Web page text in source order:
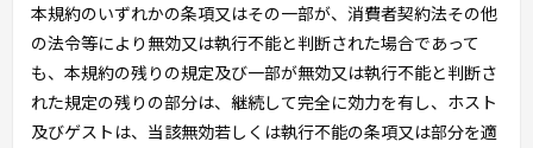
本規約のいずれかの条項又はその一部が、消費者契約法その他
の法令等により無効又は執行不能と判断された場合であって
も、本規約の残りの規定及び一部が無効又は執行不能と判断さ
れた規定の残りの部分は、継続して完全に効力を有し、ホスト
及びゲストは、当該無効若しくは執行不能の条項又は部分を適